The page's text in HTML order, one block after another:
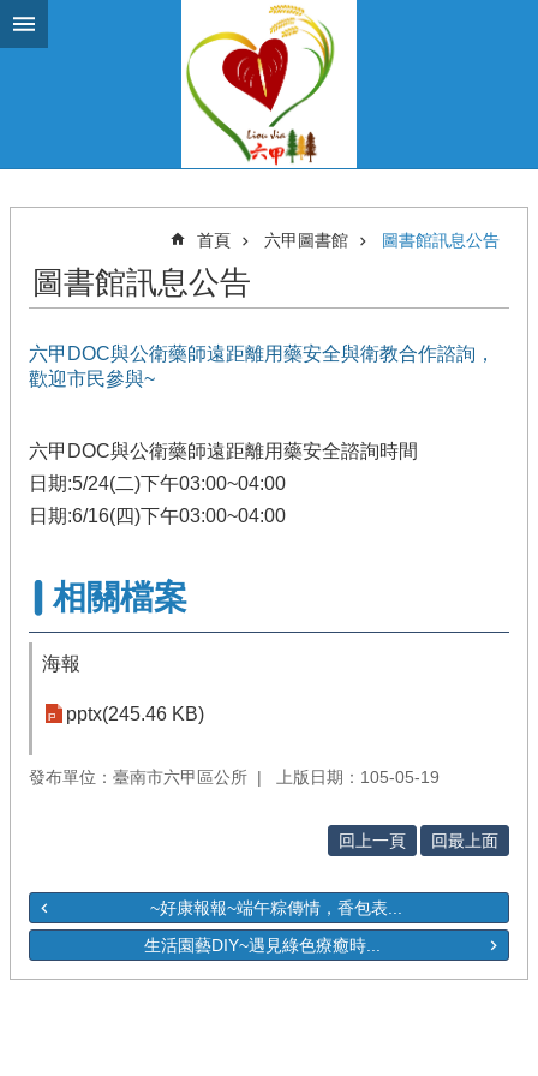
跳到主要內容區塊
首頁 六甲圖書館 圖書館訊息公告
圖書館訊息公告
六甲DOC與公衛藥師遠距離用藥安全與衛教合作諮詢，
歡迎市民參與~
六甲DOC與公衛藥師遠距離用藥安全諮詢時間
日期:5/24(二)下午03:00~04:00
日期:6/16(四)下午03:00~04:00
相關檔案
海報
pptx(245.46 KB)
發布單位：臺南市六甲區公所 上版日期：105-05-19
回上一頁 回最上面
~好康報報~端午粽傳情，香包表...
生活園藝DIY~遇見綠色療癒時...